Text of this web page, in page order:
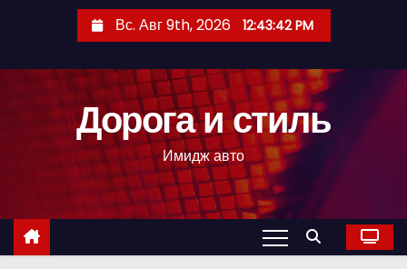
с
Вс. Авг 9th, 2026 12:43:43 PM
Дорога и стиль
Имидж авто